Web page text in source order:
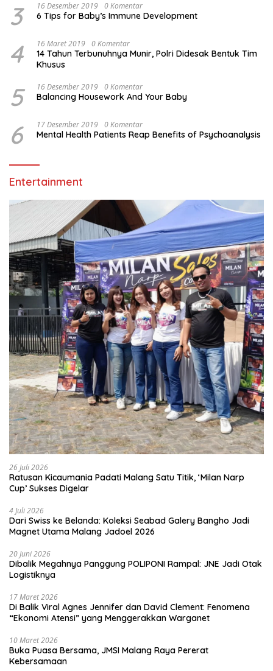
3 16 Desember 2019 0 Komentar
6 Tips for Baby’s Immune Development
4 16 Maret 2019 0 Komentar
14 Tahun Terbunuhnya Munir, Polri Didesak Bentuk Tim
Khusus
5 16 Desember 2019 0 Komentar
Balancing Housework And Your Baby
6 17 Desember 2019 0 Komentar
Mental Health Patients Reap Benefits of Psychoanalysis
Entertainment
26 Juli 2026
Ratusan Kicaumania Padati Malang Satu Titik, ‘Milan Narp
Cup’ Sukses Digelar
4 Juli 2026
Dari Swiss ke Belanda: Koleksi Seabad Galery Bangho Jadi
Magnet Utama Malang Jadoel 2026
20 Juni 2026
Dibalik Megahnya Panggung POLIPONI Rampal: JNE Jadi Otak
Logistiknya
17 Maret 2026
Di Balik Viral Agnes Jennifer dan David Clement: Fenomena
“Ekonomi Atensi” yang Menggerakkan Warganet
10 Maret 2026
Buka Puasa Bersama, JMSI Malang Raya Pererat
Kebersamaan